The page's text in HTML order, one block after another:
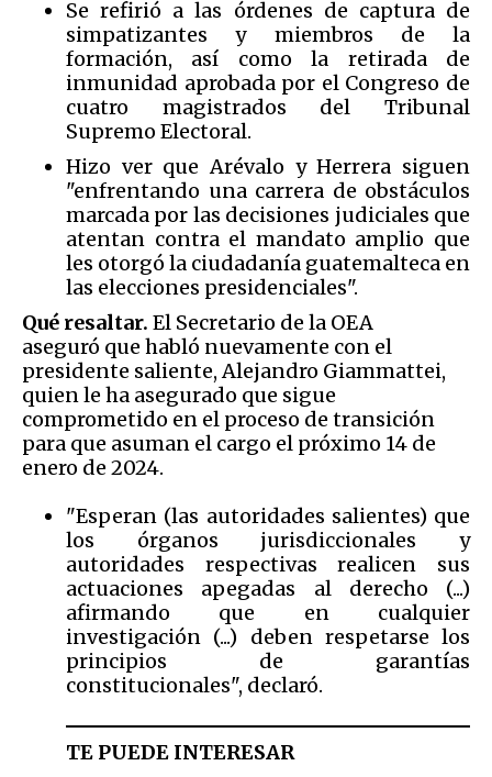
Se refirió a las órdenes de captura de
simpatizantes y miembros de la
formación, así como la retirada de
inmunidad aprobada por el Congreso de
cuatro magistrados del Tribunal
Supremo Electoral.
Hizo ver que Arévalo y Herrera siguen
"enfrentando una carrera de obstáculos
marcada por las decisiones judiciales que
atentan contra el mandato amplio que
les otorgó la ciudadanía guatemalteca en
las elecciones presidenciales".
Qué resaltar. El Secretario de la OEA
aseguró que habló nuevamente con el
presidente saliente, Alejandro Giammattei,
quien le ha asegurado que sigue
comprometido en el proceso de transición
para que asuman el cargo el próximo 14 de
enero de 2024.
"Esperan (las autoridades salientes) que
los órganos jurisdiccionales y
autoridades respectivas realicen sus
actuaciones apegadas al derecho (...)
afirmando que en cualquier
investigación (...) deben respetarse los
principios de garantías
constitucionales", declaró.
TE PUEDE INTERESAR